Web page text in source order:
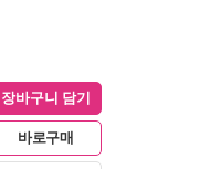
장바구니 담기
바로구매